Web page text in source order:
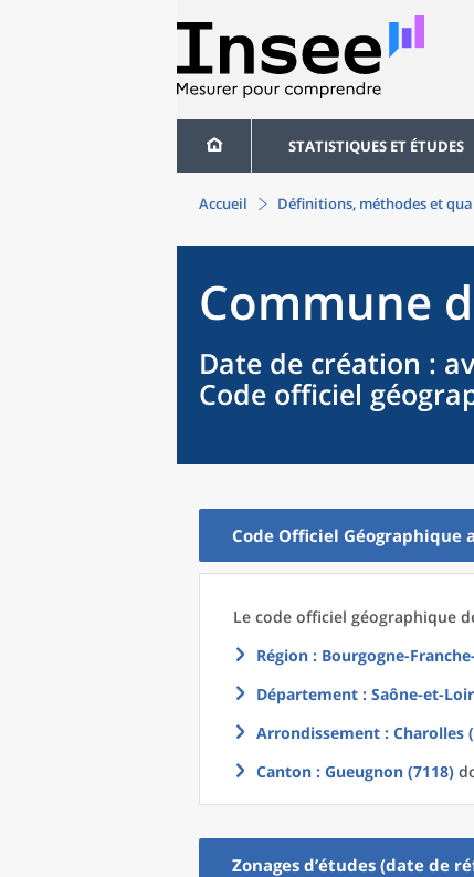
STATISTIQUES ET ÉTUDES
Accueil Définitions, méthodes et
Commune
Date de création :
Code officiel
Code Officiel Géographique
Le code officiel géographique
Région : Bourgogne-
Département : Saône-et-
Arrondissement : Charolles
Canton : Gueugnon (7118)
Zonages d’études (date de